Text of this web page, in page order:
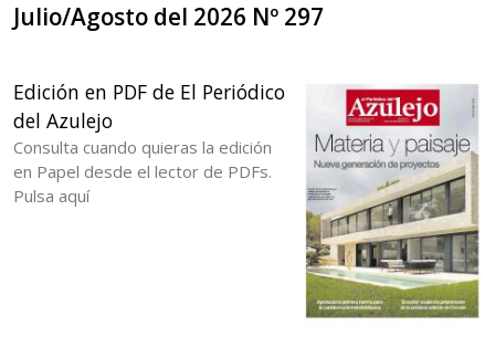
Julio/Agosto del 2026 Nº 297
Edición en PDF de El Periódico
del Azulejo
Consulta cuando quieras la edición
en Papel desde el lector de PDFs.
Pulsa aquí